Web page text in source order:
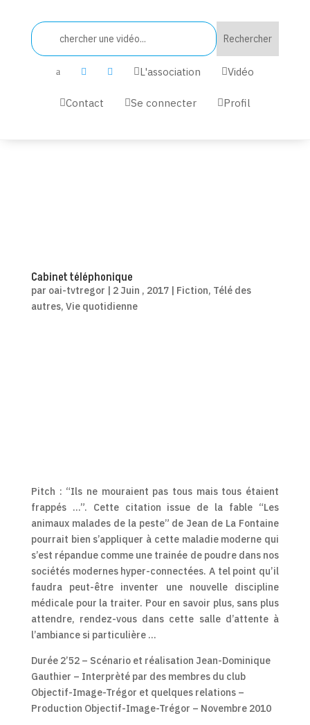
a   L'association Vidéo
Contact Se connecter Profil
Cabinet téléphonique
par oai-tvtregor | 2 Juin , 2017| Fiction, Télé des
autres, Vie quotidienne
Pitch : “Ils ne mouraient pas tous mais tous étaient
frappés …”. Cette citation issue de la fable “Les
animaux malades de la peste” de Jean de La Fontaine
pourrait bien s’appliquer à cette maladie moderne qui
s’est répandue comme une trainée de poudre dans nos
sociétés modernes hyper-connectées. A tel point qu’il
faudra peut-être inventer une nouvelle discipline
médicale pour la traiter. Pour en savoir plus, sans plus
attendre, rendez-vous dans cette salle d’attente à
l’ambiance si particulière …
Durée 2’52 – Scénario et réalisation Jean-Dominique
Gauthier – Interprèté par des membres du club
Objectif-Image-Trégor et quelques relations –
Production Objectif-Image-Trégor – Novembre 2010